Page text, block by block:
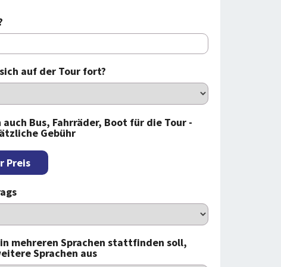
auf der Tour fort?
Bus, Fahrräder, Boot für die Tour -
Gebühr
Preis
mehreren Sprachen stattfinden soll,
Sprachen aus